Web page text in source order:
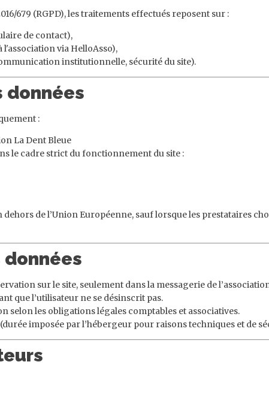
679 (RGPD), les traitements effectués reposent sur :
de contact),
l'association via HelloAsso),
institutionnelle, sécurité du site).
données
:
La Dent Bleue
le cadre strict du fonctionnement du site :
de l’Union Européenne, sauf lorsque les prestataires
données
sur le site, seulement dans la messagerie de
que l’utilisateur ne se désinscrit pas.
selon les obligations légales comptables et associatives.
imposée par l’hébergeur pour raisons techniques et de